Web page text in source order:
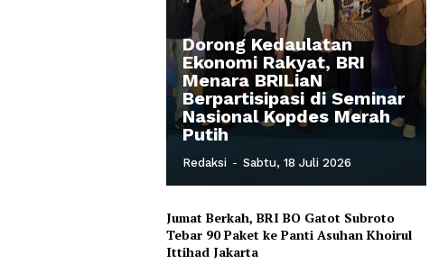
Dorong Kedaulatan
Ekonomi Rakyat, BRI
Menara BRILiaN
Berpartisipasi di Seminar
Nasional Kopdes Merah
Putih
Redaksi - Sabtu, 18 Juli 2026
Jumat Berkah, BRI BO Gatot Subroto
Tebar 90 Paket ke Panti Asuhan Khoirul
Ittihad Jakarta